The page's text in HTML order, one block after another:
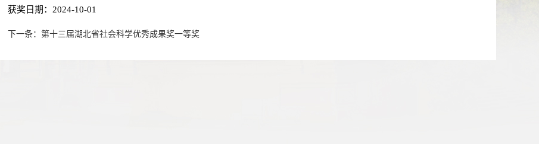
获奖日期：2024-10-01
下一条：第十三届湖北省社会科学优秀成果奖一等奖